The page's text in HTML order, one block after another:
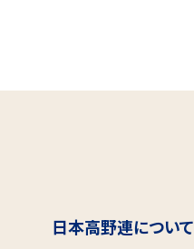
日本高野連について